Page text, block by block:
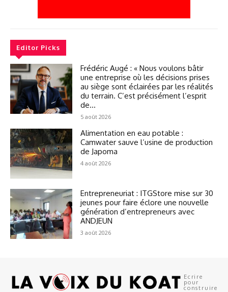
Editor Picks
Frédéric Augé : « Nous voulons bâtir
une entreprise où les décisions prises
au siège sont éclairées par les réalités
du terrain. C’est précisément l’esprit
de...
5 août 2026
Alimentation en eau potable :
Camwater sauve l’usine de production
de Japoma
4 août 2026
Entrepreneuriat : ITGStore mise sur 30
jeunes pour faire éclore une nouvelle
génération d’entrepreneurs avec
ANDJEUN
3 août 2026
Ecrire
pour
construire